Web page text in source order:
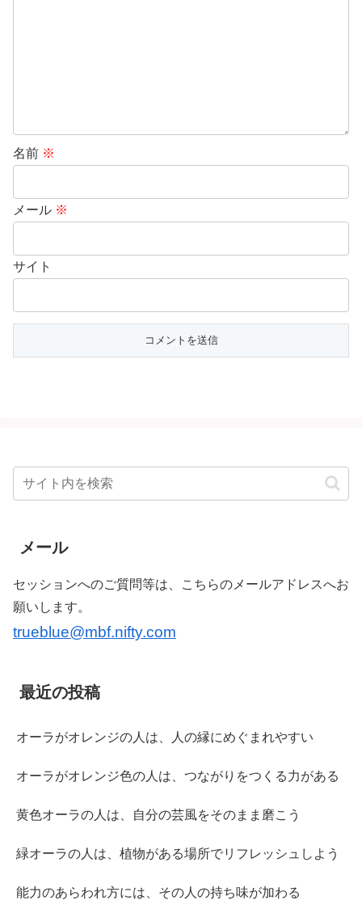
名前 ※
メール ※
サイト
メール
セッションへのご質問等は、こちらのメールアドレスへお
願いします。
trueblue@mbf.nifty.com
最近の投稿
オーラがオレンジの人は、人の縁にめぐまれやすい
オーラがオレンジ色の人は、つながりをつくる力がある
黄色オーラの人は、自分の芸風をそのまま磨こう
緑オーラの人は、植物がある場所でリフレッシュしよう
能力のあらわれ方には、その人の持ち味が加わる